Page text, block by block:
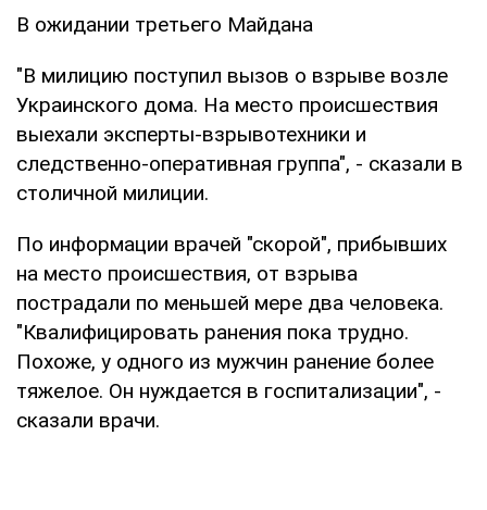
В ожидании третьего Майдана
"В милицию поступил вызов о взрыве возле
Украинского дома. На место происшествия
выехали эксперты-взрывотехники и
следственно-оперативная группа", - сказали в
столичной милиции.
По информации врачей "скорой", прибывших
на место происшествия, от взрыва
пострадали по меньшей мере два человека.
"Квалифицировать ранения пока трудно.
Похоже, у одного из мужчин ранение более
тяжелое. Он нуждается в госпитализации", -
сказали врачи.